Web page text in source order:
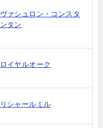
ヴァシュロン・コンスタ
ンタン
ロイヤルオーク
リシャールミル